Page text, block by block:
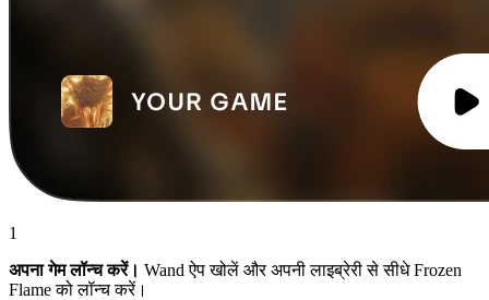
1
अपना गेम लॉन्च करें। Wand ऐप खोलें और अपनी लाइब्रेरी से सीधे Frozen
Flame को लॉन्च करें।